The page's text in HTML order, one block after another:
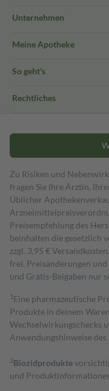
Unternehmen
Meine Apotheke
So geht's
Rechtliches
Zu Risiken und
fragen Sie Ihre Ärztin,
Üblicher
Preisempfehlung des
beinhalten die gesetzlich
zzgl. 3,95 €
frei. Preisänderungen
und Gratis-Beigaben nur
1 Eine pharmazeutische
Produkte in deinem
Wechselwirkungschecks
Anwendungshinweise
2Biozidprodukte
und